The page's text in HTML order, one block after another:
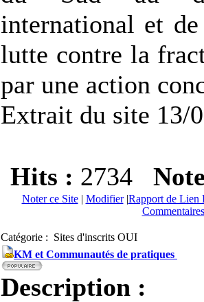
international et
lutte contre la
par une action
Extrait du site 13/
Hits : 2734
Noter ce Site| Modifier|Rapport de Lien
Catégorie : Sites d'inscrits OUI
KM et Communautés de pratiques
Description :